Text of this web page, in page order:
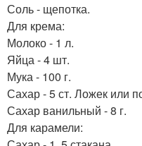
Соль - щепотка.
Для крема:
Молоко - 1 л.
Яйца - 4 шт.
Мука - 100 г.
Сахар - 5 ст. Ложек или
Сахар ванильный - 8 г.
Для карамели: